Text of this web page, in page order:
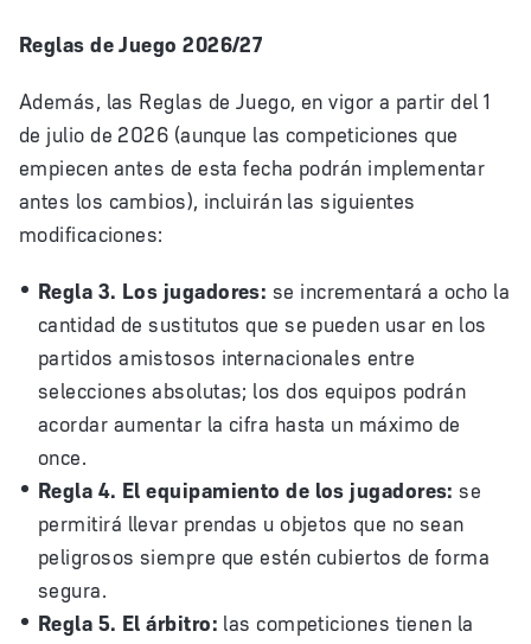
Reglas de Juego 2026/27
Además, las Reglas de Juego, en vigor a partir del 1
de julio de 2026 (aunque las competiciones que
empiecen antes de esta fecha podrán implementar
antes los cambios), incluirán las siguientes
modificaciones:
Regla 3. Los jugadores: se incrementará a ocho la
cantidad de sustitutos que se pueden usar en los
partidos amistosos internacionales entre
selecciones absolutas; los dos equipos podrán
acordar aumentar la cifra hasta un máximo de
once.
Regla 4. El equipamiento de los jugadores: se
permitirá llevar prendas u objetos que no sean
peligrosos siempre que estén cubiertos de forma
segura.
Regla 5. El árbitro: las competiciones tienen la